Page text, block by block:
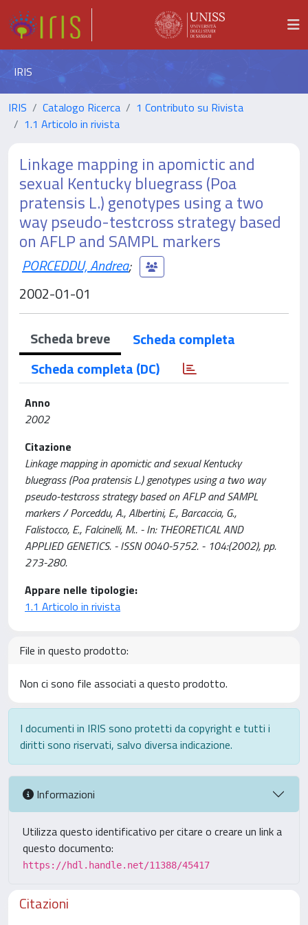
IRIS
IRIS Catalogo Ricerca
1 Contributo su Rivista
1.1 Articolo in rivista
Linkage mapping in apomictic and
sexual Kentucky bluegrass (Poa
pratensis L.) genotypes using a two
way pseudo-testcross strategy based
on AFLP and SAMPL markers
PORCEDDU, Andrea;
2002-01-01
Scheda breve
Scheda completa
Scheda completa (DC)
Anno
2002
Citazione
Linkage mapping in apomictic and sexual Kentucky
bluegrass (Poa pratensis L.) genotypes using a two way
pseudo-testcross strategy based on AFLP and SAMPL
markers / Porceddu, A., Albertini, E., Barcaccia, G.,
Falistocco, E., Falcinelli, M.. - In: THEORETICAL AND
APPLIED GENETICS. - ISSN 0040-5752. - 104:(2002), pp.
273-280.
Appare nelle tipologie:
1.1 Articolo in rivista
File in questo prodotto:
Non ci sono file associati a questo prodotto.
I documenti in IRIS sono protetti da copyright e tutti i
diritti sono riservati, salvo diversa indicazione.
Informazioni
Utilizza questo identificativo per citare o creare un link a
questo documento:
https://hdl.handle.net/11388/45417
Citazioni